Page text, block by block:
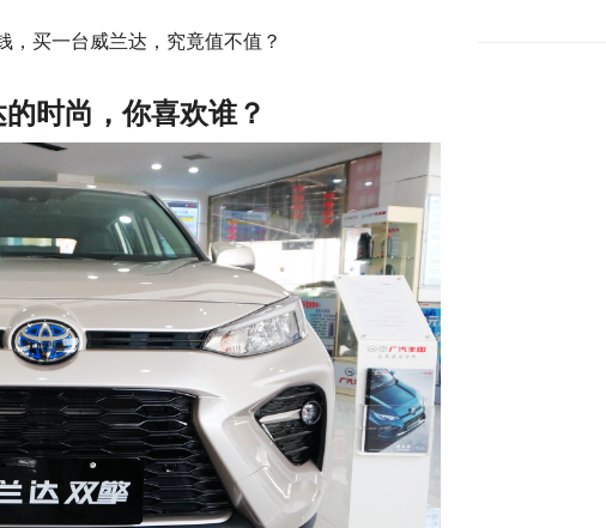
买一台威兰达，究竟值不值？
时尚，你喜欢谁？